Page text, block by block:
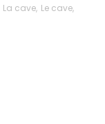
La cave, Le cave,